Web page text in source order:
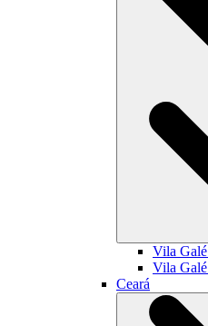
Vila Galé
Vila Galé
Ceará